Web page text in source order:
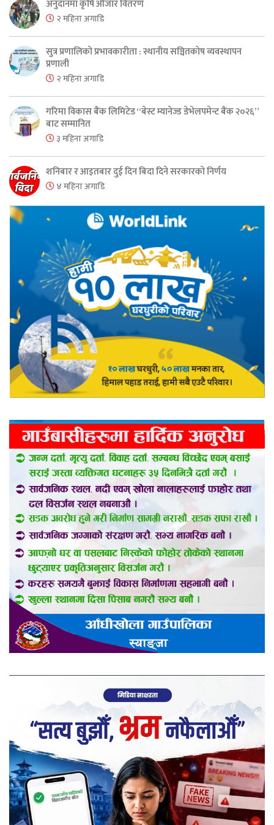
अनुदानमा कृषि औजार वितरण
२ महिना अगाडि
सुत्र प्रणालिको प्रभावकारीता : स्थानीय सञ्चितकोष व्यवस्थापन
प्रणाली
२ महिना अगाडि
गरिमा विकास बैंक लिमिटेड “बेस्ट म्यानेज्ड डेभेलपमेन्ट बैंक २०२६”
बाट सम्मानित
३ महिना अगाडि
शनिबार र आइतबार दुई दिन बिदा दिने सरकारको निर्णय
४ महिना अगाडि